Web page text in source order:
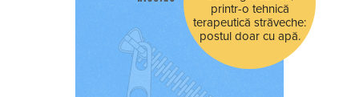
printr-o tehnică
terapeutică străveche:
postul doar cu apă.